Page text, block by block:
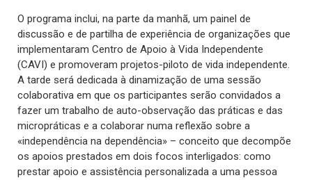
O programa inclui, na parte da manhã, um painel de
discussão e de partilha de experiência de organizações que
implementaram Centro de Apoio à Vida Independente
(CAVI) e promoveram projetos-piloto de vida independente.
A tarde será dedicada à dinamização de uma sessão
colaborativa em que os participantes serão convidados a
fazer um trabalho de auto-observação das práticas e das
micropráticas e a colaborar numa reflexão sobre a
«independência na dependência» – conceito que decompõe
os apoios prestados em dois focos interligados: como
prestar apoio e assistência personalizada a uma pessoa